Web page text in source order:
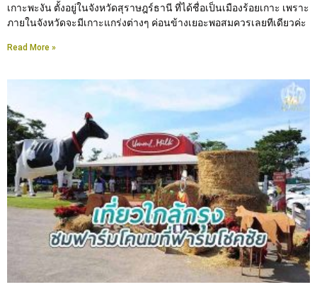
เกาะพะงัน ตั้งอยู่ในจังหวัดสุราษฎร์ธานี ที่ได้ชื่อเป็นเมืองร้อยเกาะ เพราะ
ภายในจังหวัดจะมีเกาะแกร่งต่างๆ ค่อนข้างเยอะพอสมควรเลยทีเดียวค่ะ
Read More »